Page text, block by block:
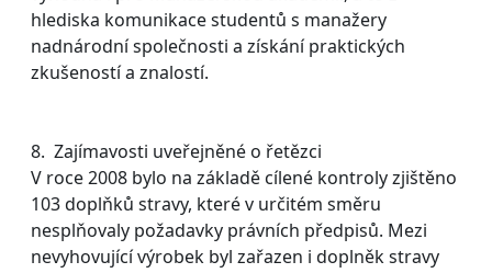
hlediska komunikace studentů s manažery
nadnárodní společnosti a získání praktických
zkušeností a znalostí.
8. Zajímavosti uveřejněné o řetězci
V roce 2008 bylo na základě cílené kontroly zjištěno
103 doplňků stravy, které v určitém směru
nesplňovaly požadavky právních předpisů. Mezi
nevyhovující výrobek byl zařazen i doplněk stravy